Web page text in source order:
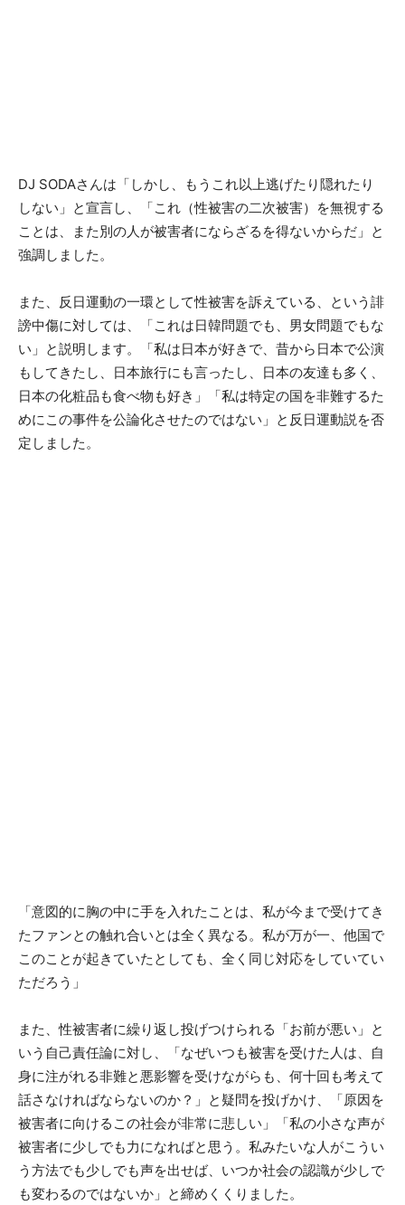
DJ SODAさんは「しかし、もうこれ以上逃げたり隠れたり
しない」と宣言し、「これ（性被害の二次被害）を無視する
ことは、また別の人が被害者にならざるを得ないからだ」と
強調しました。
また、反日運動の一環として性被害を訴えている、という誹
謗中傷に対しては、「これは日韓問題でも、男女問題でもな
い」と説明します。「私は日本が好きで、昔から日本で公演
もしてきたし、日本旅行にも言ったし、日本の友達も多く、
日本の化粧品も食べ物も好き」「私は特定の国を非難するた
めにこの事件を公論化させたのではない」と反日運動説を否
定しました。
「意図的に胸の中に手を入れたことは、私が今まで受けてき
たファンとの触れ合いとは全く異なる。私が万が一、他国で
このことが起きていたとしても、全く同じ対応をしていてい
ただろう」
また、性被害者に繰り返し投げつけられる「お前が悪い」と
いう自己責任論に対し、「なぜいつも被害を受けた人は、自
身に注がれる非難と悪影響を受けながらも、何十回も考えて
話さなければならないのか？」と疑問を投げかけ、「原因を
被害者に向けるこの社会が非常に悲しい」「私の小さな声が
被害者に少しでも力になればと思う。私みたいな人がこうい
う方法でも少しでも声を出せば、いつか社会の認識が少しで
も変わるのではないか」と締めくくりました。